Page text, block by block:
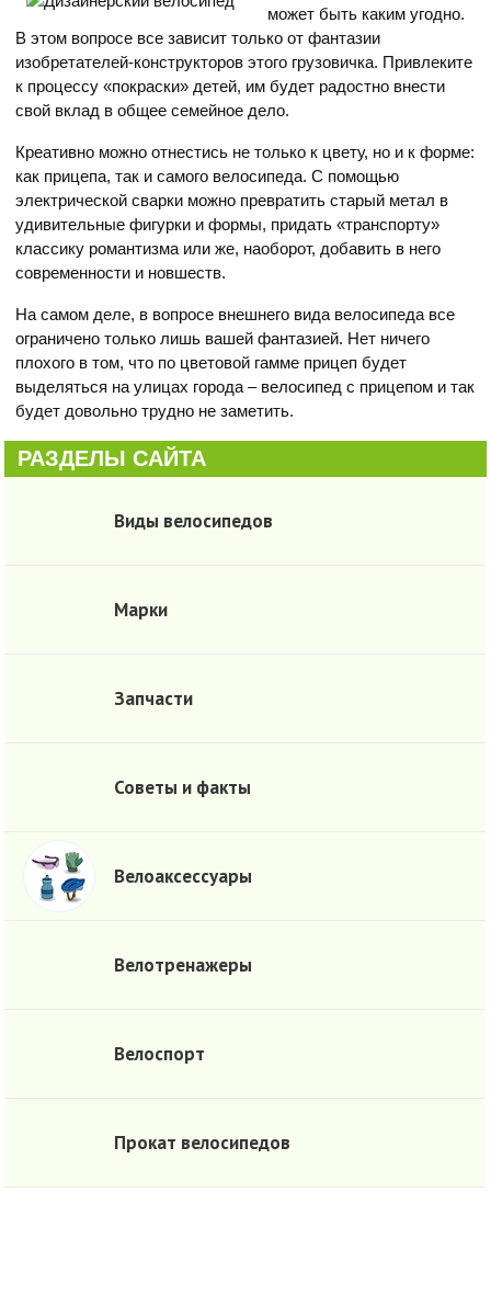
может быть каким угодно.
В этом вопросе все зависит только от фантазии
изобретателей-конструкторов этого грузовичка. Привлеките
к процессу «покраски» детей, им будет радостно внести
свой вклад в общее семейное дело.
Креативно можно отнестись не только к цвету, но и к форме:
как прицепа, так и самого велосипеда. С помощью
электрической сварки можно превратить старый метал в
удивительные фигурки и формы, придать «транспорту»
классику романтизма или же, наоборот, добавить в него
современности и новшеств.
На самом деле, в вопросе внешнего вида велосипеда все
ограничено только лишь вашей фантазией. Нет ничего
плохого в том, что по цветовой гамме прицеп будет
выделяться на улицах города – велосипед с прицепом и так
будет довольно трудно не заметить.
РАЗДЕЛЫ САЙТА
Виды велосипедов
Марки
Запчасти
Советы и факты
Велоаксессуары
Велотренажеры
Велоспорт
Прокат велосипедов